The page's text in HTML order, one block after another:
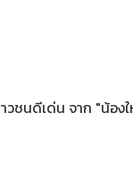
วชนดีเด่น จาก "น้อง